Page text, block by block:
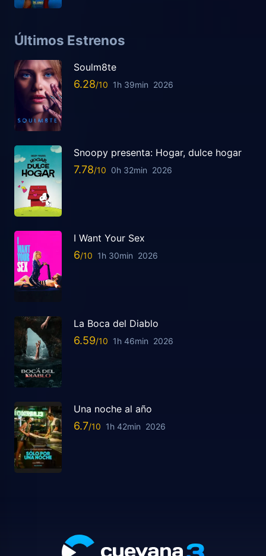
Últimos Estrenos
Soulm8te
6.28 1h 39min 2026
Snoopy presenta: Hogar, dulce hogar
7.78 0h 32min 2026
I Want Your Sex
6 1h 30min 2026
La Boca del Diablo
6.59 1h 46min 2026
Una noche al año
6.7 1h 42min 2026